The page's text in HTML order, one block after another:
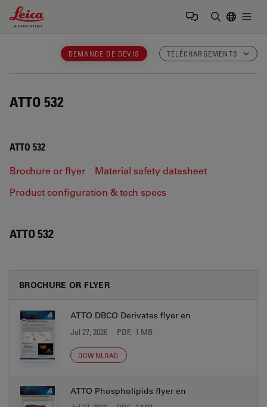
Leica Microsystems Logo
DEMANDE DE DEVIS TÉLÉCHARGEMENTS
ATTO 532
ATTO 532
Brochure or flyer
Material safety datasheet
Product configuration & tech specs
ATTO 532
BROCHURE OR FLYER
ATTO DBCO Derivates flyer en
Jul 27, 2026 PDF, 1 MB
DOWNLOAD
ATTO Phospholipids flyer en